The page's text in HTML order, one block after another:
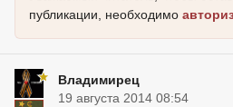
публикации, необходимо
Владимирец
19 августа 2014 08:54